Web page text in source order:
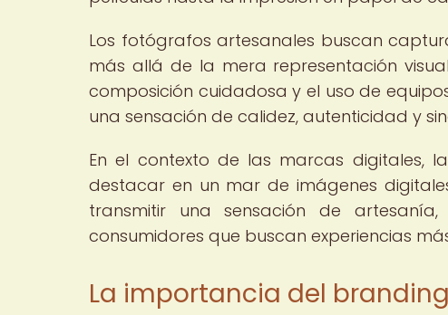
Los fotógrafos artesanales buscan
más allá de la mera representación
composición cuidadosa y el uso de
una sensación de calidez, autenticidad y
En el contexto de las marcas digitales,
destacar en un mar de imágenes
transmitir una sensación de
consumidores que buscan experiencias
La importancia del